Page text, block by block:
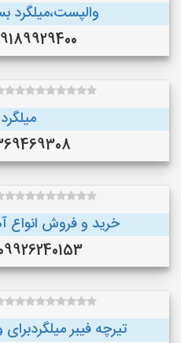
والپست،میلگرد
09189929400
09369469308
خرید و فروش
09926240153
تیرچه فیبر